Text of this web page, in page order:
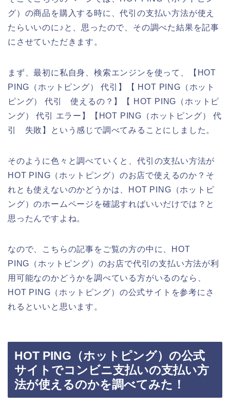
グ）の商品を購入する時に、代引の支払い方法が使え
たらいいのに♪と、思ったので、その調べた結果を記事
にさせていただきます。
まず、最初に私自身、検索エンジンを使って、【HOT
PING（ホットピング） 代引】【 HOT PING（ホット
ピング） 代引 使えるの？】【 HOT PING（ホットピ
ング） 代引 エラー】【HOT PING（ホットピング） 代
引 失敗】という感じで調べてみることにしました。
そのように色々と調べていくと、代引の支払い方法が
HOT PING（ホットピング）のお店で使えるのか？そ
れとも使えないのかどうかは、HOT PING（ホットピ
ング）のホームページを確認すればいいだけでは？と
思ったんですよね。
なので、こちらの記事をご覧の方の中に、HOT
PING（ホットピング）のお店で代引の支払い方法が利
用可能なのかどうかを調べている方がいるのなら、
HOT PING（ホットピング）の公式サイトを参考にさ
れるといいと思います。
HOT PING（ホットピング）の公式
サイトでコンビニ支払いの支払い方
法が使えるのかを調べてみた！